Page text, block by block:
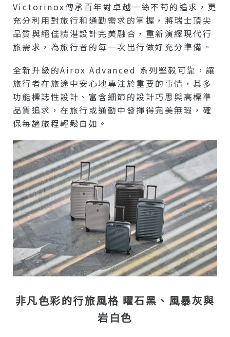
Victorinox傳承百年對卓越一絲不苟的追求，更
充分利用對旅行和通勤需求的掌握，將瑞士頂尖
品質與絕佳精湛設計完美融合，重新演繹現代行
旅需求，為旅行者的每一次出行做好充分準備。
全新升級的Airox Advanced 系列堅毅可靠，讓
旅行者在旅途中安心地專注於重要的事情，其多
功能標誌性設計、富含細節的設計巧思與高標準
品質追求，在旅行或通勤中發揮得完美無瑕，確
保每趟旅程輕鬆自如。
非凡色彩的行旅風格 曜石黑、風暴灰與
岩白色